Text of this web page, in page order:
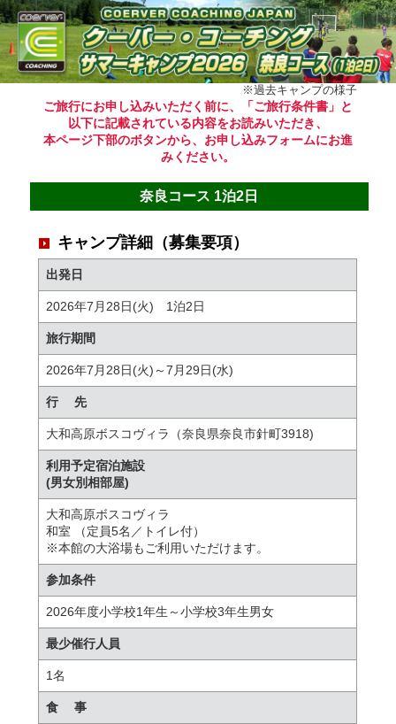
※過去キャンプの様子
ご旅行にお申し込みいただく前に、「ご旅行条件書」と
以下に記載されている内容をお読みいただき、
本ページ下部のボタンから、お申し込みフォームにお進
みください。
奈良コース 1泊2日
キャンプ詳細（募集要項）
出発日
2026年7月28日(火) 1泊2日
旅行期間
2026年7月28日(火)～7月29日(水)
行 先
大和高原ボスコヴィラ（奈良県奈良市針町3918)
利用予定宿泊施設
(男女別相部屋)
大和高原ボスコヴィラ
和室 （定員5名／トイレ付）
※本館の大浴場もご利用いただけます。
参加条件
2026年度小学校1年生～小学校3年生男女
最少催行人員
1名
食 事